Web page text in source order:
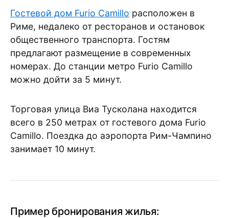
Гостевой дом Furio Camillo расположен в
Риме, недалеко от ресторанов и остановок
общественного транспорта. Гостям
предлагают размещение в современных
номерах. До станции метро Furio Camillo
можно дойти за 5 минут.
Торговая улица Виа Тусколана находится
всего в 250 метрах от гостевого дома Furio
Camillo. Поездка до аэропорта Рим-Чампино
занимает 10 минут.
Пример бронирования жилья: